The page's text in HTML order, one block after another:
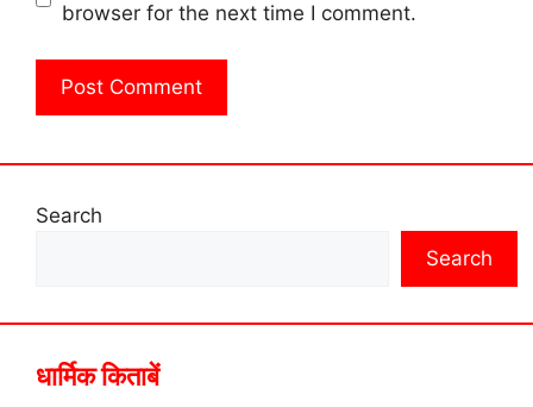
browser for the next time I comment.
Search
Search
धार्मिक किताबें